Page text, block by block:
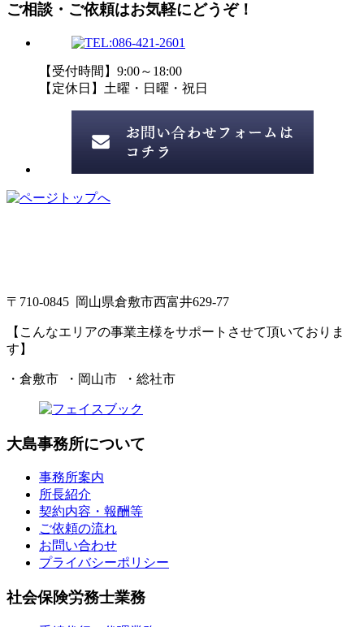
ご相談・ご依頼はお気軽にどうぞ！
【受付時間】9:00～18:00
【定休日】土曜・日曜・祝日
〒710-0845 岡山県倉敷市西富井629-77
【こんなエリアの事業主様をサポートさせて頂いておりま
す】
・倉敷市 ・岡山市 ・総社市
大島事務所について
事務所案内
所長紹介
契約内容・報酬等
ご依頼の流れ
お問い合わせ
プライバシーポリシー
社会保険労務士業務